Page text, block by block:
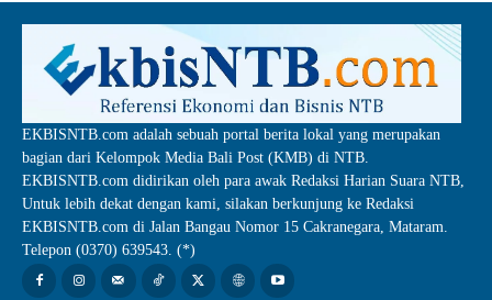
EKBISNTB.com adalah sebuah portal berita lokal yang merupakan
bagian dari Kelompok Media Bali Post (KMB) di NTB.
EKBISNTB.com didirikan oleh para awak Redaksi Harian Suara NTB,
Untuk lebih dekat dengan kami, silakan berkunjung ke Redaksi
EKBISNTB.com di Jalan Bangau Nomor 15 Cakranegara, Mataram.
Telepon (0370) 639543. (*)